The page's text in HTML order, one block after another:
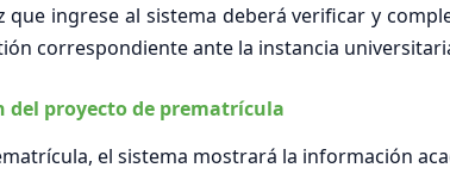
que ingrese al sistema deberá verificar y
correspondiente ante la instancia
del proyecto de prematrícula
el sistema mostrará la información